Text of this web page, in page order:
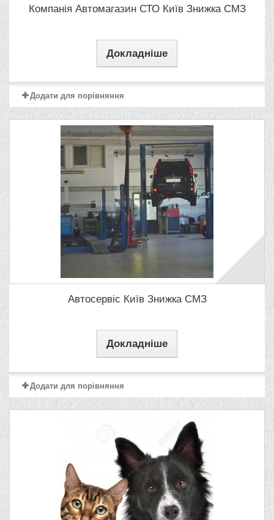
Компанія Автомагазин СТО Київ Знижка СМЗ
Докладніше
Додати для порівняння
Автосервіс Київ Знижка СМЗ
Докладніше
Додати для порівняння